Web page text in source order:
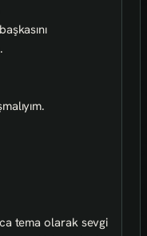
tema olarak sevgi